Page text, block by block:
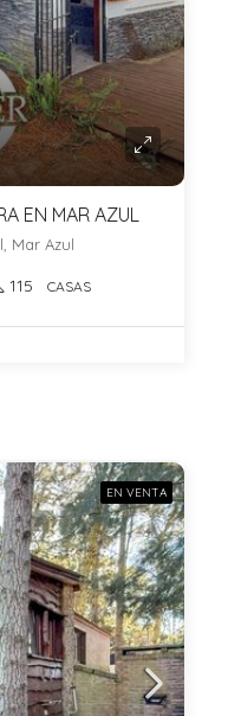
EN MAR AZUL
Mar Azul
115 CASAS
EN VENTA